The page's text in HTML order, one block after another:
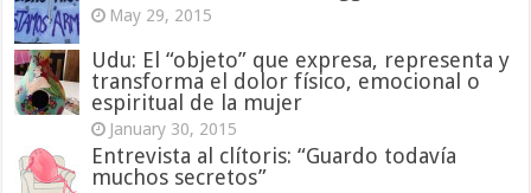
May 29, 2015
Udu: El “objeto” que expresa, representa y
transforma el dolor físico, emocional o
espiritual de la mujer
January 30, 2015
Entrevista al clítoris: “Guardo todavía
muchos secretos”